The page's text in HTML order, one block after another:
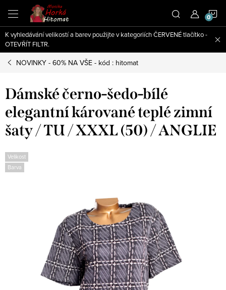
obsah
K vyhledávání velikostí a barev použijte v kategoriích ČERVENÉ tlačítko -
OTEVŘÍT FILTR.
NOVINKY - 60% NA VŠE - kód : hitomat
Dámské černo-šedo-bílé
elegantní kárované teplé zimní
šaty / TU / XXXL (50) / ANGLIE
Velikost
Barva